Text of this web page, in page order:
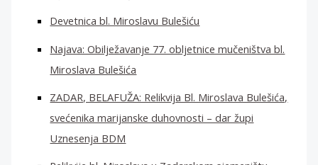
Devetnica bl. Miroslavu Bulešiću
Najava: Obilježavanje 77. obljetnice mučeništva bl.
Miroslava Bulešića
ZADAR, BELAFUŽA: Relikvija Bl. Miroslava Bulešića,
svećenika marijanske duhovnosti – dar župi
Uznesenja BDM